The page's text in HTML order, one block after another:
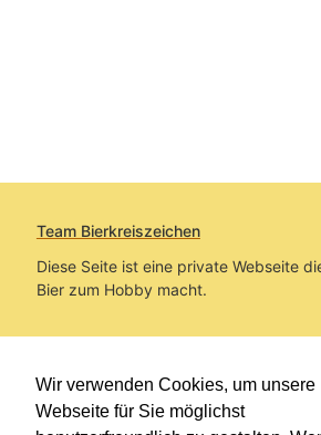
Wir verwenden Cookies, um unsere
Webseite für Sie möglichst
Team Bierkreiszeichen
Diese Seite ist eine private Webseite
Bier zum Hobby macht.
Sie befinden sich auf https://
im Pfad:Bierkreiszeichen/Gesammelte